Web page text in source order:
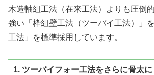
木造軸組工法（在来工法）よりも圧倒
強い「枠組壁工法（ツーバイ工法）」
工法」を標準採用しています。
1. ツーバイフォー工法をさらに骨太